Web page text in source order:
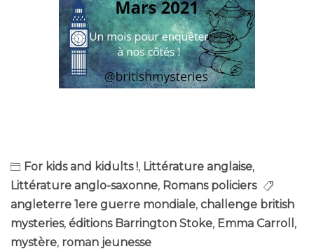
For kids and kidults !, Littérature anglaise,
Littérature anglo-saxonne, Romans policiers
angleterre 1ere guerre mondiale, challenge british
mysteries, éditions Barrington Stoke, Emma Carroll ,
mystère, roman jeunesse